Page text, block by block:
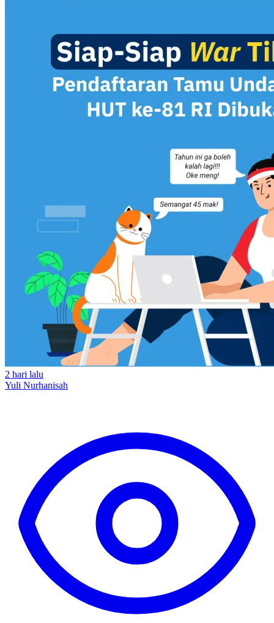
2 hari lalu
Yuli Nurhanisah